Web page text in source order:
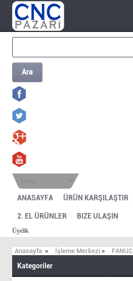
Ara
ANASAYFA ÜRÜN KARŞILAŞTIR
2. EL ÜRÜNLER BIZE ULAŞIN
Üyelik
Anasayfa » İşleme Merkezi » FANUC
Kategoriler